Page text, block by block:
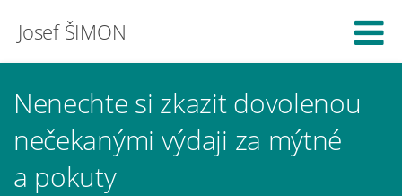
Josef ŠIMON
Nenechte si zkazit dovolenou
nečekanými výdaji za mýtné
a pokuty